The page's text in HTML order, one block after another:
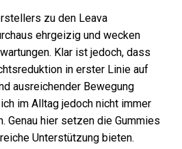
zu den Leava
ehrgeizig und wecken
Klar ist jedoch, dass
in erster Linie auf
ausreichender Bewegung
im Alltag jedoch nicht immer
Genau hier setzen die Gummies
Unterstützung bieten.